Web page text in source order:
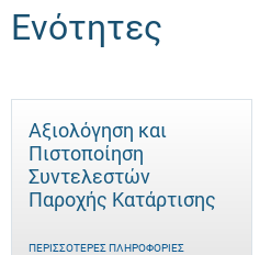
Ενότητες
Αξιολόγηση και
Πιστοποίηση
Συντελεστών
Παροχής Κατάρτισης
ΠΕΡΙΣΣΌΤΕΡΕΣ ΠΛΗΡΟΦΟΡΊΕΣ